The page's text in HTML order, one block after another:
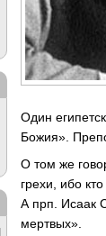
Один
Божия».
О том же
грехи, ибо
А прп. Исаак
мертвых».